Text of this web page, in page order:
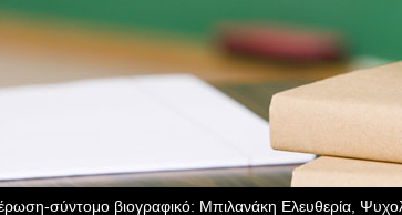
σύντομο βιογραφικό: Μπιλανάκη Ελευθερία,